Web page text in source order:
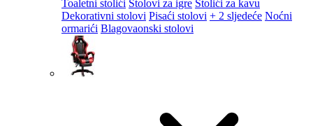
Toaletni stolići Stolovi za igre Stolići za kavu
Dekorativni stolovi Pisaći stolovi + 2 sljedeće Noćni
ormarići Blagovaonski stolovi